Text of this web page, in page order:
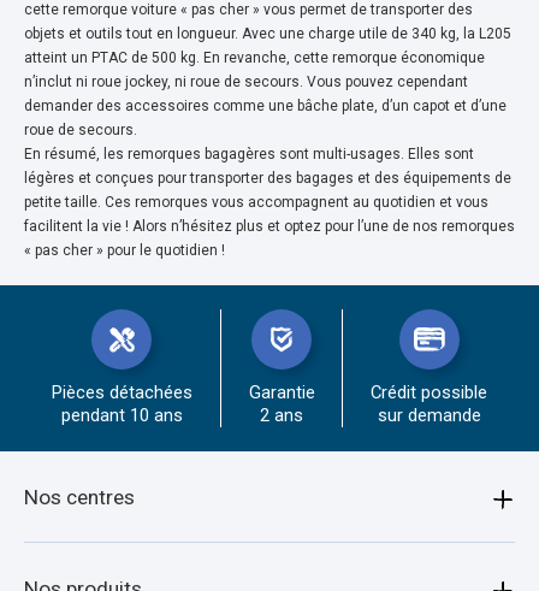
cette remorque voiture « pas cher » vous permet de transporter des
objets et outils tout en longueur. Avec une charge utile de 340 kg, la L205
atteint un PTAC de 500 kg. En revanche, cette remorque économique
n’inclut ni roue jockey, ni roue de secours. Vous pouvez cependant
demander des accessoires comme une bâche plate, d’un capot et d’une
roue de secours.
En résumé, les remorques bagagères sont multi-usages. Elles sont
légères et conçues pour transporter des bagages et des équipements de
petite taille. Ces remorques vous accompagnent au quotidien et vous
facilitent la vie ! Alors n’hésitez plus et optez pour l’une de nos remorques
« pas cher » pour le quotidien !
Pièces détachées
pendant 10 ans
Garantie
2 ans
Crédit possible
sur demande
Nos centres
Amiens